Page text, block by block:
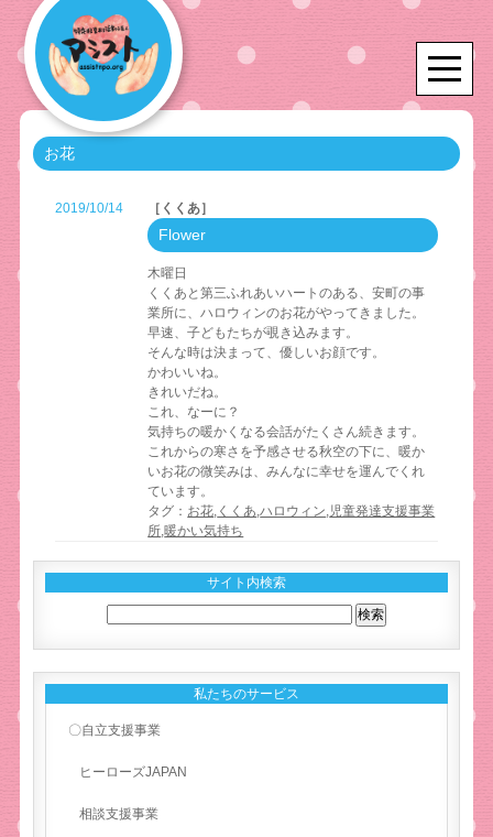
お花
2019/10/14 ［くくあ］
Flower
木曜日
くくあと第三ふれあいハートのある、安町の事
業所に、ハロウィンのお花がやってきました。
早速、子どもたちが覗き込みます。
そんな時は決まって、優しいお顔です。
かわいいね。
きれいだね。
これ、なーに？
気持ちの暖かくなる会話がたくさん続きます。
これからの寒さを予感させる秋空の下に、暖か
いお花の微笑みは、みんなに幸せを運んでくれ
ています。
タグ： お花, くくあ,ハロウィン,児童発達支援事業
所,暖かい気持ち
サイト内検索
私たちのサービス
〇自立支援事業
ヒーローズJAPAN
相談支援事業